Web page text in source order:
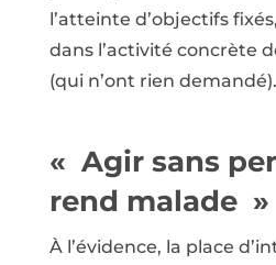
l’atteinte d’objectifs
dans l’activité concrète
(qui n’ont rien demandé).
« Agir sans
rend malade »
À l’évidence, la place